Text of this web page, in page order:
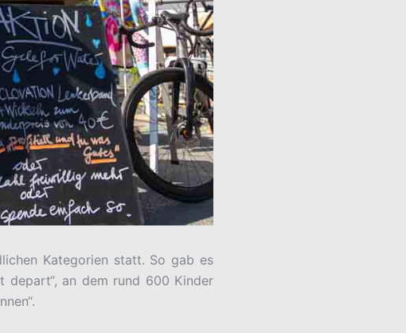
Kategorien statt. So gab es
depart“, an dem rund 600 Kinder